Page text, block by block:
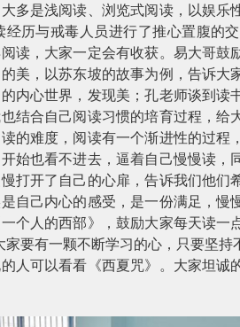
多是浅阅读、浏览式阅读，以娱
历与戒毒人员进行了推心置腹的
读，大家一定会有收获。易大哥鼓
美，以苏东坡的故事为例，告诉
内心世界，发现美；孔老师谈到
结合自己阅读习惯的培育过程，给
的难度，阅读有一个渐进性的过
始也看不进去，逼着自己慢慢读
打开了自己的心扉，告诉我们他们
自己内心的感受，是一份满足，慢
个人的西部》，鼓励大家每天读
要有一颗不断学习的心，只要坚
人可以看看《西夏咒》。大家坦